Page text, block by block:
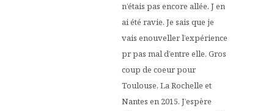
n’étais pas encore allée. J en
ai été ravie. Je sais que je
vais enouveller l’expérience
pr pas mal d’entre elle. Gros
coup de coeur pour
Toulouse, La Rochelle et
Nantes en 2015. J’espère